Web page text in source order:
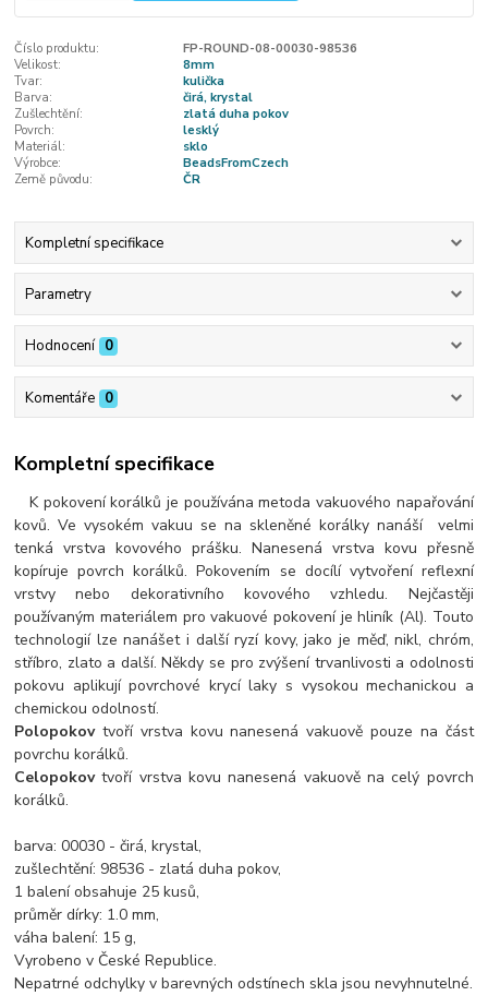
Číslo produktu:
FP-ROUND-08-00030-98536
Velikost:
8mm
Tvar:
kulička
Barva:
čirá, krystal
Zušlechtění:
zlatá duha pokov
Povrch:
lesklý
Materiál:
sklo
Výrobce:
BeadsFromCzech
Země původu:
ČR
Kompletní specifikace
Parametry
Hodnocení 0
Komentáře 0
Kompletní specifikace
K pokovení korálků je používána metoda vakuového napařování
kovů. Ve vysokém vakuu se na skleněné korálky nanáší velmi
tenká vrstva kovového prášku. Nanesená vrstva kovu přesně
kopíruje povrch korálků. Pokovením se docílí vytvoření reflexní
vrstvy nebo dekorativního kovového vzhledu. Nejčastěji
používaným materiálem pro vakuové pokovení je hliník (Al). Touto
technologií lze nanášet i další ryzí kovy, jako je měď, nikl, chróm,
stříbro, zlato a další. Někdy se pro zvýšení trvanlivosti a odolnosti
pokovu aplikují povrchové krycí laky s vysokou mechanickou a
chemickou odolností.
Polopokovtvoří vrstva kovu nanesená vakuově pouze na část
povrchu korálků.
Celopokovtvoří vrstva kovu nanesená vakuově na celý povrch
korálků.
barva: 00030 - čirá, krystal,
zušlechtění: 98536 - zlatá duha pokov,
1 balení obsahuje 25 kusů,
průměr dírky: 1.0 mm,
váha balení: 15 g,
Vyrobeno v České Republice.
Nepatrné odchylky v barevných odstínech skla jsou nevyhnutelné.